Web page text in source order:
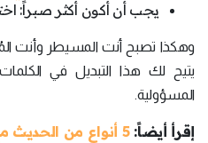
يجب أن أكون أكثر صبراً:
وهكذا تصبح أنت المسيطر وأنت
يتيح لك هذا التبديل في
المسؤولية.
إقرأ أيضاً:
5 أنواع من